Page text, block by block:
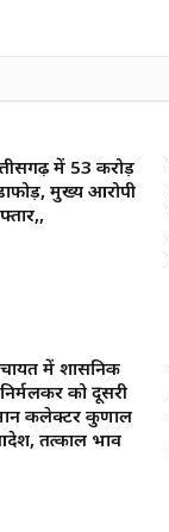
में 53 करोड़
मुख्य आरोपी
में प्रशासनिक
को दूसरी
​कलेक्टर कुणाल
तत्काल प्रभाव